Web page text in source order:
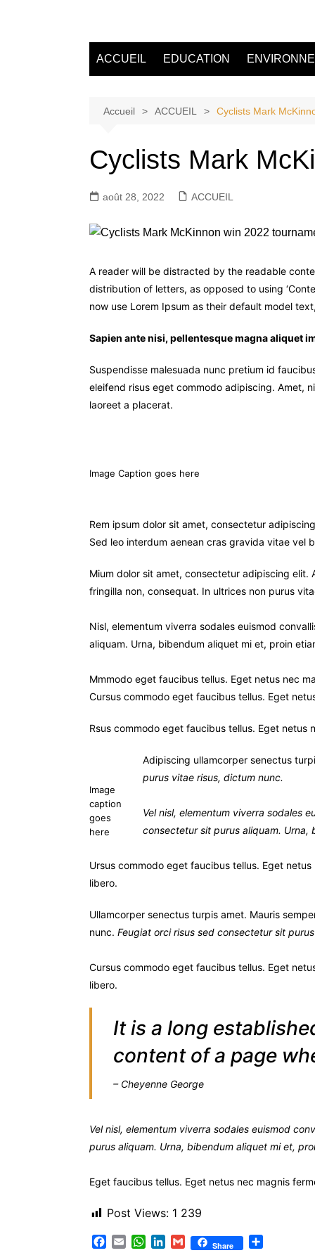
ACCUEIL EDUCATION
Accueil ACCUEIL Cyclists Mark
Cyclists Mark
août 28, 2022 ACCUEIL
A reader will be distracted by the readable
distribution of letters, as opposed to using
now use Lorem Ipsum as their default model
Sapien ante nisi, pellentesque magna aliquet
Suspendisse malesuada nunc pretium id
eleifend risus eget commodo adipiscing. Amet,
laoreet a placerat.
Image Caption goes here
Rem ipsum dolor sit amet, consectetur
Sed leo interdum aenean cras gravida vitae vel
Mium dolor sit amet, consectetur adipiscing elit.
fringilla non, consequat. In ultrices non purus
Nisl, elementum viverra sodales euismod
aliquam. Urna, bibendum aliquet mi et, proin
Mmmodo eget faucibus tellus. Eget netus nec
Cursus commodo eget faucibus tellus. Eget
Rsus commodo eget faucibus tellus. Eget netus
Image
caption
goes
here
Adipiscing ullamcorper senectus
purus vitae risus, dictum nunc.
Vel nisl, elementum viverra sodales
consectetur sit purus aliquam. Urna,
Ursus commodo eget faucibus tellus. Eget
libero.
Ullamcorper senectus turpis amet. Mauris
nunc. Feugiat orci risus sed consectetur sit
Cursus commodo eget faucibus tellus. Eget
libero.
It is a long
content of a page
– Cheyenne George
Vel nisl, elementum viverra sodales euismod
purus aliquam. Urna, bibendum aliquet mi et,
Eget faucibus tellus. Eget netus nec magnis
Post Views: 1 239
W
G
Share